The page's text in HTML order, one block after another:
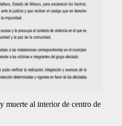
muerte al interior de centro de